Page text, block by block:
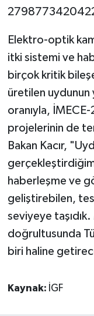
Elektro-optik
itki sistemi ve
birçok kritik
üretilen uydunun
oranıyla,
projelerinin de
Bakan Kacır,
haberleşme ve
geliştirebilen,
seviyeye
doğrultusunda
biri haline
Kaynak: İGF